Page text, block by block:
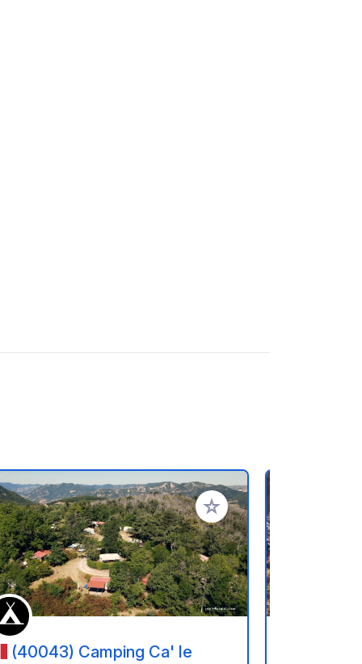
Ajouter à vos favoris
(40043) Camping Ca' le